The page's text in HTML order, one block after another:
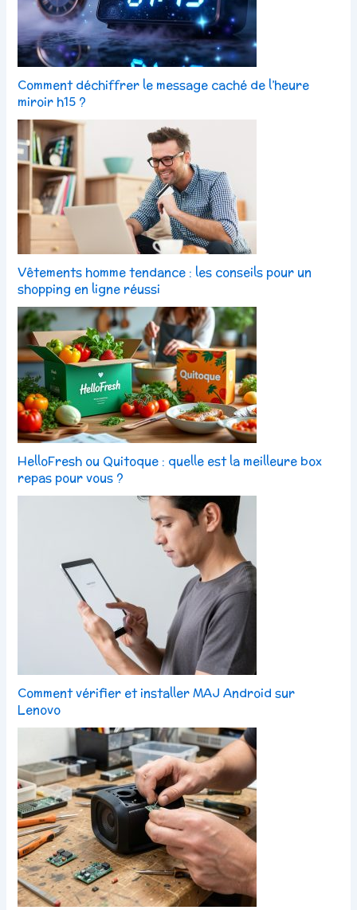
Comment déchiffrer le message caché de l’heure
miroir h15 ?
Vêtements homme tendance : les conseils pour un
shopping en ligne réussi
HelloFresh ou Quitoque : quelle est la meilleure box
repas pour vous ?
Comment vérifier et installer MAJ Android sur
Lenovo